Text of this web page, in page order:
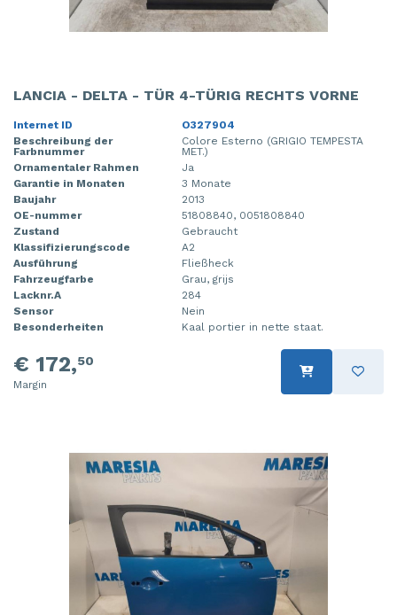
LANCIA - DELTA - TÜR 4-TÜRIG RECHTS VORNE
Internet ID
O327904
Beschreibung der
Farbnummer
Colore Esterno (GRIGIO TEMPESTA
MET.)
Ornamentaler Rahmen
Ja
Garantie in Monaten
3 Monate
Baujahr
2013
OE-nummer
51808840, 0051808840
Zustand
Gebraucht
Klassifizierungscode
A2
Ausführung
Fließheck
Fahrzeugfarbe
Grau, grijs
Lacknr.A
284
Sensor
Nein
Besonderheiten
Kaal portier in nette staat.
€ 172,50
Margin